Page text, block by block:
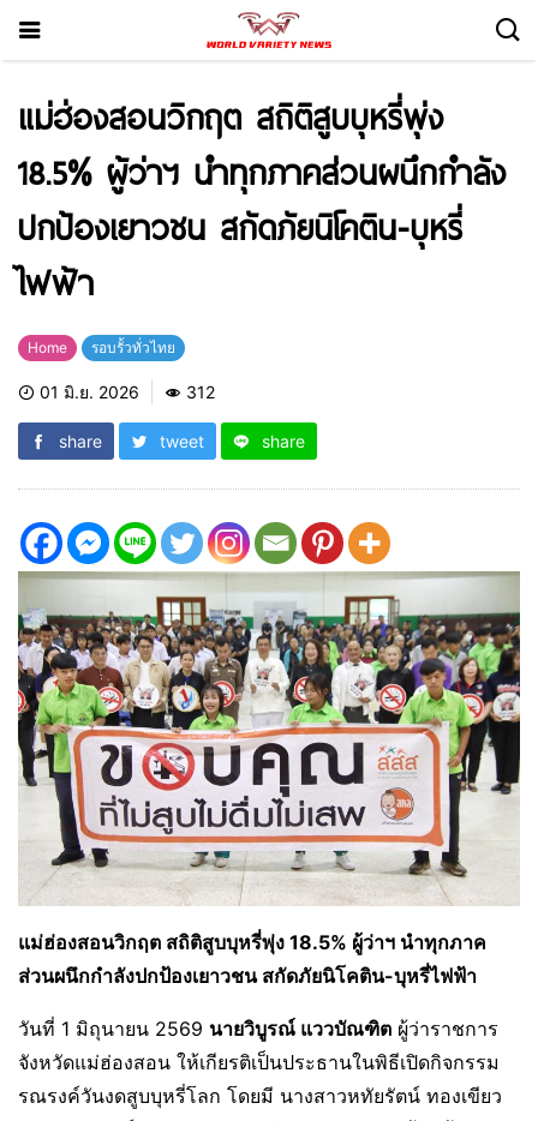
แม่ฮ่องสอนวิกฤต สถิติสูบบุหรี่พุ่ง
18.5% ผู้ว่าฯ นำทุกภาคส่วนผนึกกำลัง
ปกป้องเยาวชน สกัดภัยนิโคติน-บุหรี่
ไฟฟ้า
Home รอบรั้วทั่วไทย
01 มิ.ย. 2026 312
share tweet share
แม่ฮ่องสอนวิกฤต สถิติสูบบุหรี่พุ่ง 18.5% ผู้ว่าฯ นำทุกภาค
ส่วนผนึกกำลังปกป้องเยาวชน สกัดภัยนิโคติน-บุหรี่ไฟฟ้า
วันที่ 1 มิถุนายน 2569 นายวิบูรณ์ แววบัณฑิต ผู้ว่าราชการ
จังหวัดแม่ฮ่องสอน ให้เกียรติเป็นประธานในพิธีเปิดกิจกรรม
รณรงค์วันงดสูบบุหรี่โลก โดยมี นางสาวหทัยรัตน์ ทองเขียว